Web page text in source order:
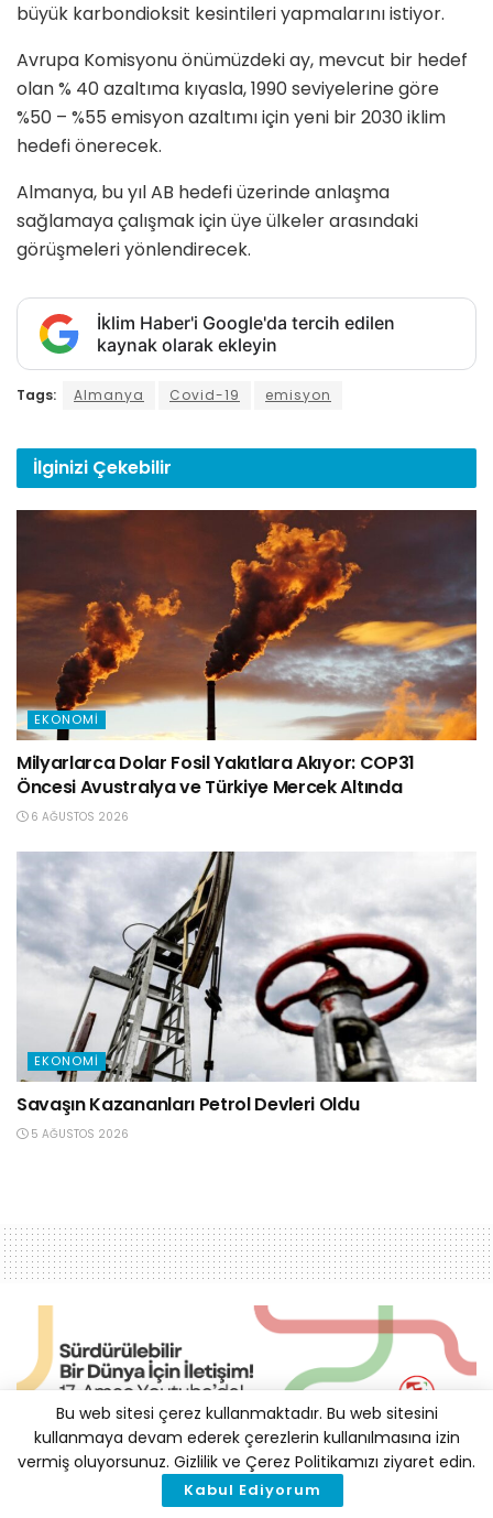
büyük karbondioksit kesintileri yapmalarını istiyor.
Avrupa Komisyonu önümüzdeki ay, mevcut bir hedef
olan % 40 azaltıma kıyasla, 1990 seviyelerine göre
%50 – %55 emisyon azaltımı için yeni bir 2030 iklim
hedefi önerecek.
Almanya, bu yıl AB hedefi üzerinde anlaşma
sağlamaya çalışmak için üye ülkeler arasındaki
görüşmeleri yönlendirecek.
İklim Haber'i Google'da tercih edilen
kaynak olarak ekleyin
Tags: Almanya Covid-19 emisyon
İlginizi Çekebilir
EKONOMI
Milyarlarca Dolar Fosil Yakıtlara Akıyor: COP31
Öncesi Avustralya ve Türkiye Mercek Altında
6 AĞUSTOS 2026
EKONOMI
Savaşın Kazananları Petrol Devleri Oldu
5 AĞUSTOS 2026
Amazon Ormanlarının
Bu web sitesi çerez kullanmaktadır. Bu web sitesini
kullanmaya devam ederek çerezlerin kullanılmasına izin
vermiş oluyorsunuz. Gizlilik ve Çerez Politikamızı ziyaret edin.
Kabul Ediyorum